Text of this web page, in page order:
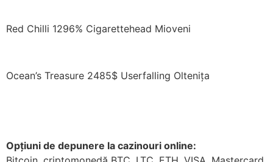
Red Chilli 1296% Cigarettehead Mioveni
Ocean’s Treasure 2485$ Userfalling Oltenița
Opțiuni de depunere la cazinouri online: